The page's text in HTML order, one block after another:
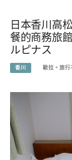
日本香川高
餐的商務旅
ルピナス
香川 歐拉。旅行